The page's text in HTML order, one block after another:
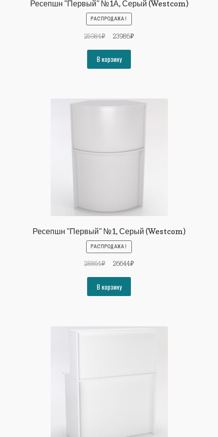
Ресепшн "Первый" №1А, Серый (Westcom)
РАСПРОДАЖА!
25984₽
Первоначальная
составляла
25984₽.
23986₽Текущая
В корзину
Ресепшн "Первый" №1, Серый (Westcom)
РАСПРОДАЖА!
28864₽
Первоначальная
составляла
28864₽.
26644₽Текущая
В корзину